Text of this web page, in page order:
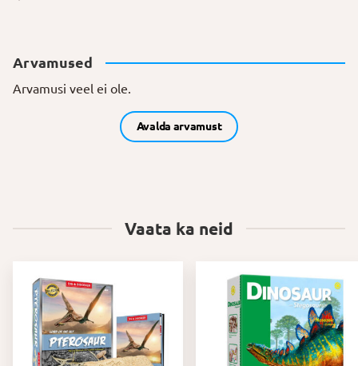
Arvamused
Arvamusi veel ei ole.
Avalda arvamust
Vaata ka neid